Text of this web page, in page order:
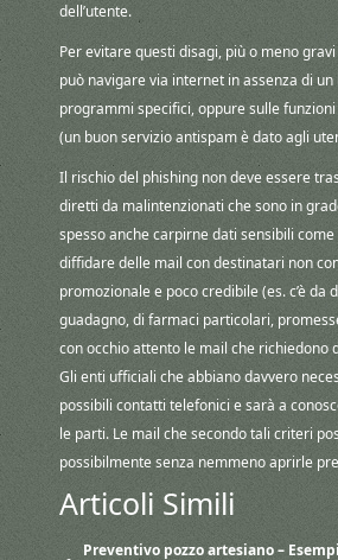
dell’utente.
Per evitare questi disagi, più o meno
può navigare via internet in assenza di
programmi specifici, oppure sulle
(un buon servizio antispam è dato agli
Il rischio del phishing non deve essere
diretti da malintenzionati che sono in
spesso anche carpirne dati sensibili
diffidare delle mail con destinatari non
promozionale e poco credibile (es. c’è
guadagno, di farmaci particolari,
con occhio attento le mail che richiedono
Gli enti ufficiali che abbiano davvero
possibili contatti telefonici e sarà a
le parti. Le mail che secondo tali criteri
possibilmente senza nemmeno aprirle
Articoli Simili
Preventivo pozzo artesiano –